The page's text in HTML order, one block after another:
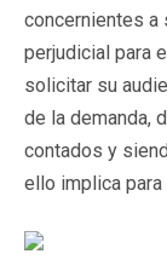
concernientes a
perjudicial para
solicitar su
de la demanda,
contados y
ello implica para